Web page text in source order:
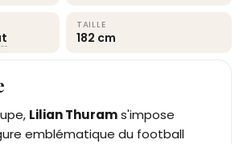
TAILLE
182 cm
Lilian Thurams'impose
emblématique du football